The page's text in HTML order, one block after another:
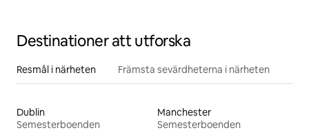
Destinationer att utforska
Resmål i närheten Främsta sevärdheterna i närheten
Dublin
Semesterboenden
Manchester
Semesterboenden